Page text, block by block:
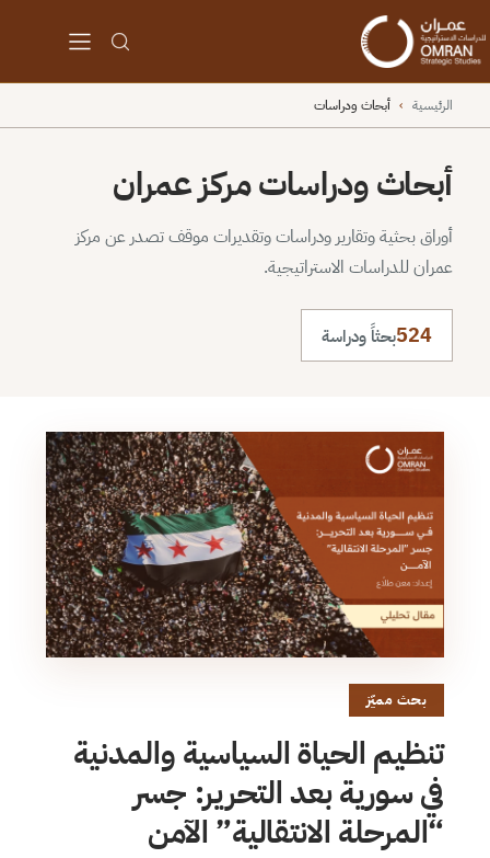
الرئيسية › أبحاث ودراسات
أبحاث ودراسات مركز عمران
أوراق بحثية وتقارير ودراسات وتقديرات موقف تصدر عن مركز
عمران للدراسات الاستراتيجية.
524بحثاً ودراسة
بحث مميّز
تنظيم الحياة السياسية والمدنية
في سورية بعد التحرير: جسر
“المرحلة الانتقالية” الآمن